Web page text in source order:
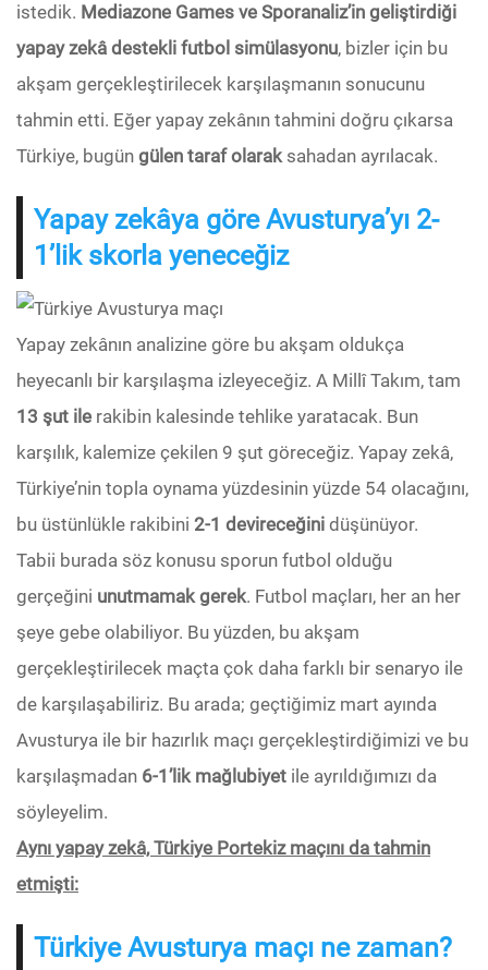
istedik. Mediazone Games ve Sporanaliz’in geliştirdiği
yapay zekâ destekli futbol simülasyonu, bizler için bu
akşam gerçekleştirilecek karşılaşmanın sonucunu
tahmin etti. Eğer yapay zekânın tahmini doğru çıkarsa
Türkiye, bugün gülen taraf olarak sahadan ayrılacak.
Yapay zekâya göre Avusturya’yı 2-
1’lik skorla yeneceğiz
Yapay zekânın analizine göre bu akşam oldukça
heyecanlı bir karşılaşma izleyeceğiz. A Millî Takım, tam
13 şut ile rakibin kalesinde tehlike yaratacak. Bun
karşılık, kalemize çekilen 9 şut göreceğiz. Yapay zekâ,
Türkiye’nin topla oynama yüzdesinin yüzde 54 olacağını,
bu üstünlükle rakibini 2-1 devireceğini düşünüyor.
Tabii burada söz konusu sporun futbol olduğu
gerçeğini unutmamak gerek. Futbol maçları, her an her
şeye gebe olabiliyor. Bu yüzden, bu akşam
gerçekleştirilecek maçta çok daha farklı bir senaryo ile
de karşılaşabiliriz. Bu arada; geçtiğimiz mart ayında
Avusturya ile bir hazırlık maçı gerçekleştirdiğimizi ve bu
karşılaşmadan 6-1’lik mağlubiyet ile ayrıldığımızı da
söyleyelim.
Aynı yapay zekâ, Türkiye Portekiz maçını da tahmin
etmişti:
Türkiye Avusturya maçı ne zaman?